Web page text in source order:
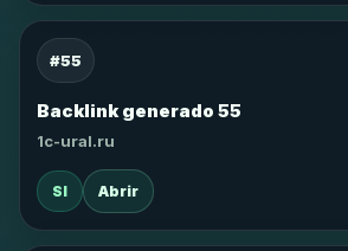
#55
Backlink generado 55
1c-ural.ru
SI Abrir